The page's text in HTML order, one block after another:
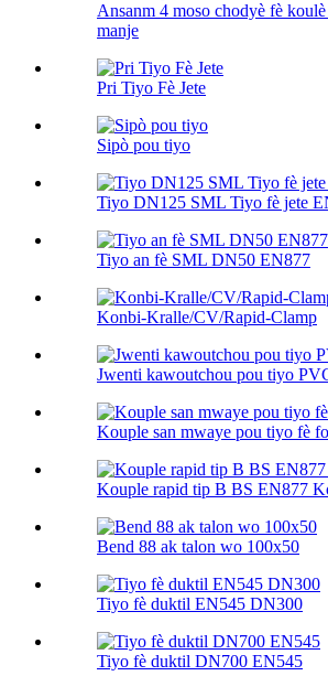
Ansanm 4 moso chodyè fè
manje
Pri Tiyo Fè Jete
Sipò pou tiyo
Tiyo DN125 SML Tiyo fè jete
Tiyo an fè SML DN50 EN877
Konbi-Kralle/CV/Rapid-Clamp
Jwenti kawoutchou pou tiyo
Kouple san mwaye pou tiyo fè
Kouple rapid tip B BS EN877
Bend 88 ak talon wo 100х50
Tiyo fè duktil EN545 DN300
Tiyo fè duktil DN700 EN545